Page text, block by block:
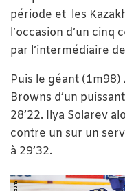
période et les
l’occasion d’un
par l’intermédiaire
Puis le géant
Browns d’un
28’22. Ilya Solarev
contre un sur un
à 29’32.